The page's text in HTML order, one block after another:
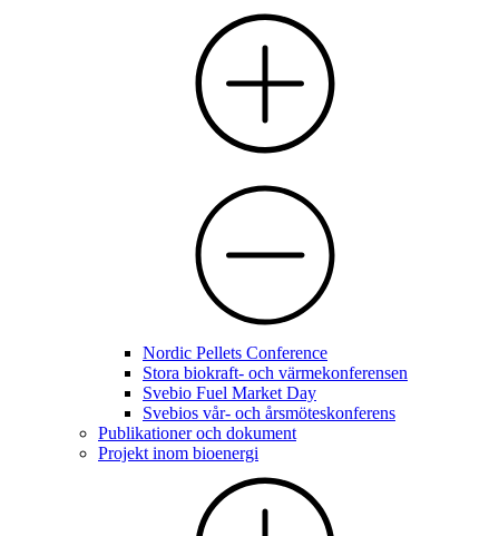
Nordic Pellets Conference
Stora biokraft- och värmekonferensen
Svebio Fuel Market Day
Svebios vår- och årsmöteskonferens
Publikationer och dokument
Projekt inom bioenergi